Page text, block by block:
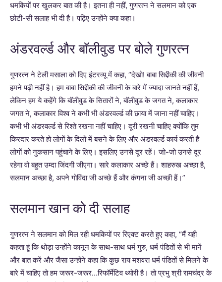
धमकियों पर खुलकर बात की है। इतना ही नहीं, गुणरत्न ने सलमान को एक
छोटी-सी सलाह भी दी है। पढ़िए उन्होंने क्या कहा।
अंडरवर्ल्ड और बॉलीवुड पर बोले गुणरत्न
गुणरत्न ने टेली मसाला को दिए इंटरव्यू में कहा, “देखो! बाबा सिद्दीकी की जीवनी
हमने पढ़ी नहीं है। हम बाबा सिद्दीकी की जीवनी के बारे में ज्यादा जानते नहीं हैं,
लेकिन हम ये कहेंगे कि बॉलीवुड के सितारों ने, बॉलीवुड के जगत ने, कलाकार
जगत ने, कलाकार विश्व ने कभी भी अंडरवर्ल्ड की छाया में जाना नहीं चाहिए।
कभी भी अंडरवर्ल्ड से रिश्ते रखना नहीं चाहिए। दूरी रखनी चाहिए क्योंकि तुम
किरदार करते हो लोगों के दिलों में बसने के लिए और अंडरवर्ल्ड कार्य करती है
लोगों को नुकसान पहुंचाने के लिए। इसलिए उनसे दूर रहें। जो-जो उनसे दूर
रहेगा वो बहुत उम्दा जिंदगी जीएगा। सारे कलाकार अच्छे हैं। शाहरुख अच्छा है,
सलमान अच्छा है, अपने गोविंदा जी अच्छे हैं और कंगना जी अच्छी हैं।”
सलमान खान को दी सलाह
गुणरत्न ने सलमान को मिल रही धमकियों पर रिएक्ट करते हुए कहा, “मैं यही
कहता हूं कि थोड़ा उन्होंने कानून के साथ-साथ धर्म गुरु, धर्म पंडितों से भी मानें
और बात करें और जैसा उन्होंने कहा कि कुछ राय मशवरा धर्म पंडितों से मिलने के
बारे में चाहिए तो हम जरूर-जरूर…रिफॉर्मेटिव थ्योरी है। तो प्रभु श्री रामचंद्र के